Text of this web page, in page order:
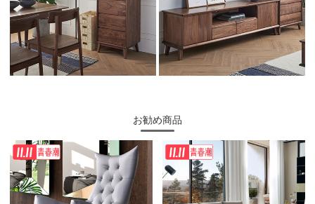
お勧め商品